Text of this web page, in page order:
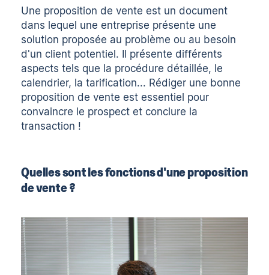
Une proposition de vente est un document
dans lequel une entreprise présente une
solution proposée au problème ou au besoin
d'un client potentiel. Il présente différents
aspects tels que la procédure détaillée, le
calendrier, la tarification... Rédiger une bonne
proposition de vente est essentiel pour
convaincre le prospect et conclure la
transaction !
Quelles sont les fonctions d'une proposition
de vente ?